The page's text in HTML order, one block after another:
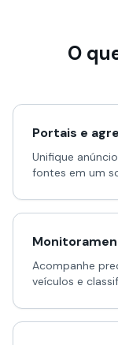
O
Portais e
Unifique
fontes em um
Acompanhe
veículos e